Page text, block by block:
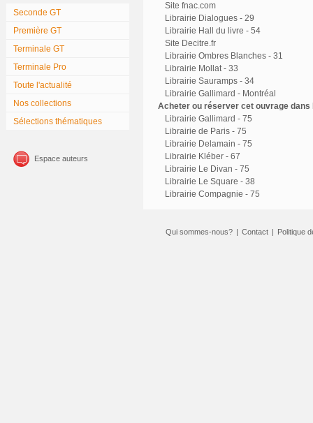
Seconde GT
Première GT
Terminale GT
Terminale Pro
Toute l'actualité
Nos collections
Sélections thématiques
Espace auteurs
Site fnac.com
Librairie Dialogues - 29
Librairie Hall du livre - 54
Site Decitre.fr
Librairie Ombres Blanches - 31
Librairie Mollat - 33
Librairie Sauramps - 34
Librairie Gallimard - Montréal
Acheter ou réserver cet ouvrage
Librairie Gallimard - 75
Librairie de Paris - 75
Librairie Delamain - 75
Librairie Kléber - 67
Librairie Le Divan - 75
Librairie Le Square - 38
Librairie Compagnie - 75
Qui sommes-nous? | Contact | Politique